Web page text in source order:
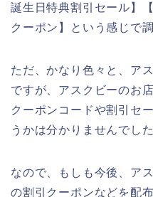
誕生日特典割引セール】
クーポン】という感じで
ただ、かなり色々と、ア
ですが、アスクビーのお
クーポンコードや割引セ
うかは分かりませんでした
なので、もしも今後、ア
の割引クーポンなどを配